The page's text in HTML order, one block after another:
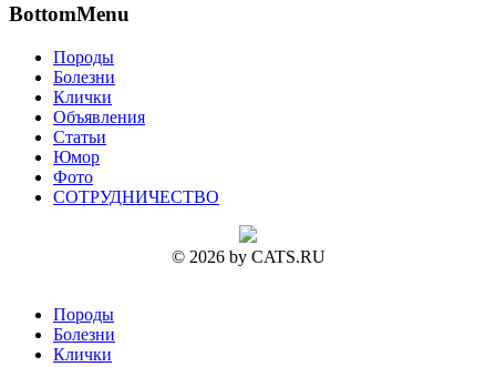
BottomMenu
Породы
Болезни
Клички
Объявления
Статьи
Юмор
Фото
СОТРУДНИЧЕСТВО
© 2026 by CATS.RU
Породы
Болезни
Клички